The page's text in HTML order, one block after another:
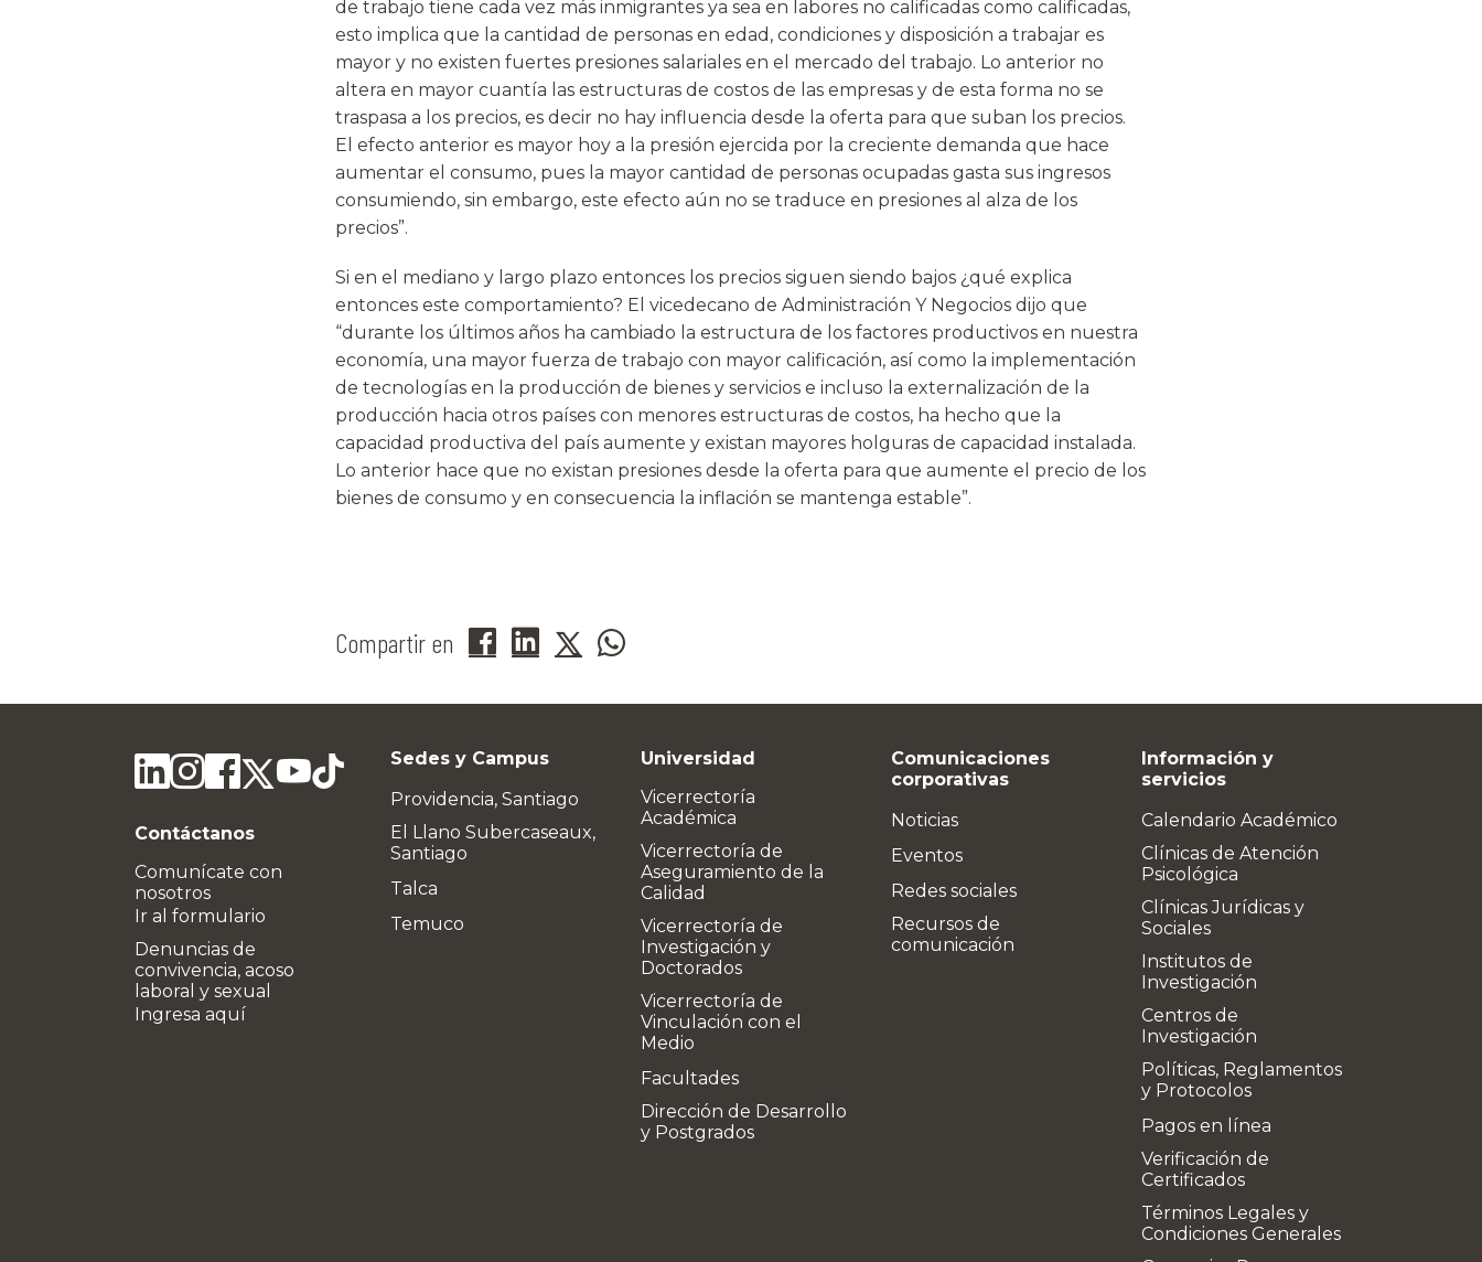
de trabajo tiene cada vez más inmigrantes ya sea en labores no calificadas como calificadas,
esto implica que la cantidad de personas en edad, condiciones y disposición a trabajar es
mayor y no existen fuertes presiones salariales en el mercado del trabajo. Lo anterior no
altera en mayor cuantía las estructuras de costos de las empresas y de esta forma no se
traspasa a los precios, es decir no hay influencia desde la oferta para que suban los precios.
El efecto anterior es mayor hoy a la presión ejercida por la creciente demanda que hace
aumentar el consumo, pues la mayor cantidad de personas ocupadas gasta sus ingresos
consumiendo, sin embargo, este efecto aún no se traduce en presiones al alza de los
precios”.
Si en el mediano y largo plazo entonces los precios siguen siendo bajos ¿qué explica
entonces este comportamiento? El vicedecano de Administración Y Negocios dijo que
“durante los últimos años ha cambiado la estructura de los factores productivos en nuestra
economía, una mayor fuerza de trabajo con mayor calificación, así como la implementación
de tecnologías en la producción de bienes y servicios e incluso la externalización de la
producción hacia otros países con menores estructuras de costos, ha hecho que la
capacidad productiva del país aumente y existan mayores holguras de capacidad instalada.
Lo anterior hace que no existan presiones desde la oferta para que aumente el precio de los
bienes de consumo y en consecuencia la inflación se mantenga estable”.
Compartir en
Contáctanos
Comunícate con
nosotros
Ir al formulario
Denuncias de
convivencia, acoso
laboral y sexual
Ingresa aquí
Sedes y Campus
Providencia, Santiago
El Llano Subercaseaux,
Santiago
Talca
Temuco
Universidad
Vicerrectoría
Académica
Vicerrectoría de
Aseguramiento de la
Calidad
Vicerrectoría de
Investigación y
Doctorados
Vicerrectoría de
Vinculación con el
Medio
Facultades
Dirección de Desarrollo
y Postgrados
Comunicaciones
corporativas
Noticias
Eventos
Redes sociales
Recursos de
comunicación
Información y
servicios
Calendario Académico
Clínicas de Atención
Psicológica
Clínicas Jurídicas y
Sociales
Institutos de
Investigación
Centros de
Investigación
Políticas, Reglamentos
y Protocolos
Pagos en línea
Verificación de
Certificados
Términos Legales y
Condiciones Generales